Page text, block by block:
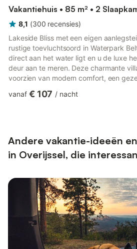
Vakantiehuis • 85 m² • 2
8,1 (300 recensies)
Lakeside Bliss met een eigen
rustige toevluchtsoord in Waterpark
direct aan het water ligt en u de luxe
deur aan te meren. Deze charmante
voorzien van modern comfort, een
om buiten te eten. Of u nu met vier of
vanaf € 107 / nacht
Andere vakantie-ideeën
in Overijssel, die